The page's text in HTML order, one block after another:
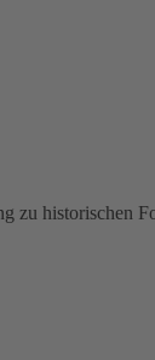
zu historischen